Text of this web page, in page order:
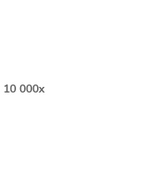
10 000x